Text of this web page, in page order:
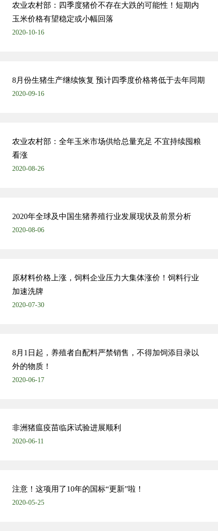
农业农村部：四季度猪价不存在大跌的可能性！短期内
玉米价格有望稳定或小幅回落
2020-10-16
8月份生猪生产继续恢复 预计四季度价格将低于去年同期
2020-09-16
农业农村部：全年玉米市场供给总量充足 不宜持续囤粮
看涨
2020-08-26
2020年全球及中国生猪养殖行业发展现状及前景分析
2020-08-06
原材料价格上涨，饲料企业压力大集体涨价！饲料行业
加速洗牌
2020-07-30
8月1日起，养殖者自配料严禁销售，不得加饲添目录以
外的物质！
2020-06-17
非洲猪瘟疫苗临床试验进展顺利
2020-06-11
注意！这项用了10年的国标“更新”啦！
2020-05-25